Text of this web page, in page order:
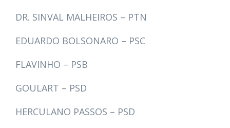
DR. SINVAL MALHEIROS – PTN
EDUARDO BOLSONARO – PSC
FLAVINHO – PSB
GOULART – PSD
HERCULANO PASSOS – PSD